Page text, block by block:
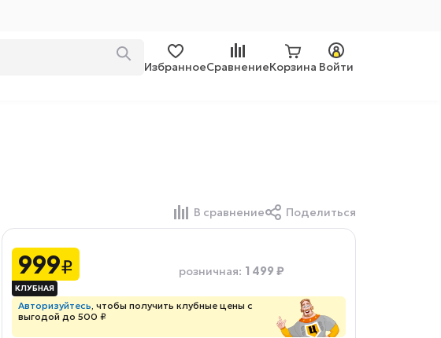
ИзбранноеСравнениеКорзина Войти
В сравнение Поделиться
999₽ розничная: 1 499 ₽
Авторизуйтесь, чтобы получить клубные цены с
выгодой до 500 ₽